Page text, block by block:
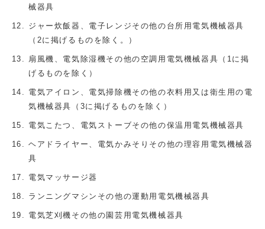
械器具
ジャー炊飯器、電子レンジその他の台所用電気機械器具
（2に掲げるものを除く。）
扇風機、電気除湿機その他の空調用電気機械器具（1に掲
げるものを除く）
電気アイロン、電気掃除機その他の衣料用又は衛生用の電
気機械器具（3に掲げるものを除く）
電気こたつ、電気ストーブその他の保温用電気機械器具
ヘアドライヤー、電気かみそりその他の理容用電気機械器
具
電気マッサージ器
ランニングマシンその他の運動用電気機械器具
電気芝刈機その他の園芸用電気機械器具